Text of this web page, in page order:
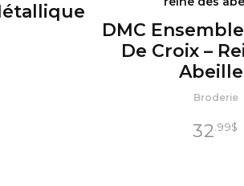
DMC
De Croix –
Broderie
32 .99$